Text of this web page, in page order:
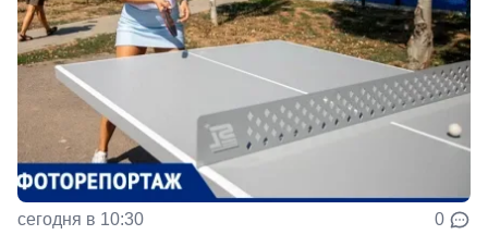
сегодня в 10:30 0